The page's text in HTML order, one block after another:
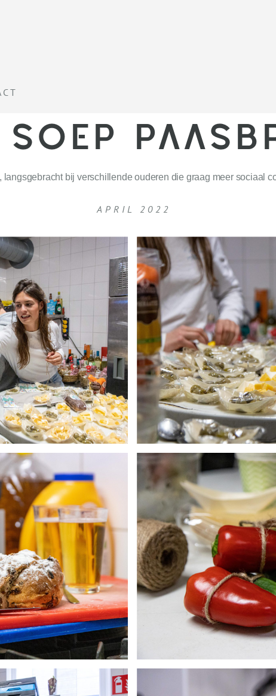
bij verschillende ouderen die graag meer sociaal
APRIL 2022